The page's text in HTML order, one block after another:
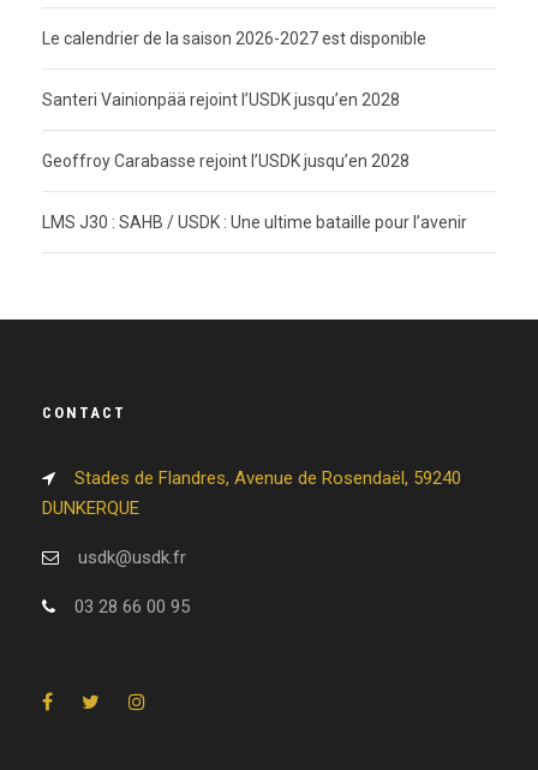
Le calendrier de la saison 2026-2027 est disponible
Santeri Vainionpää rejoint l’USDK jusqu’en 2028
Geoffroy Carabasse rejoint l’USDK jusqu’en 2028
LMS J30 : SAHB / USDK : Une ultime bataille pour l’avenir
CONTACT
Stades de Flandres, Avenue de Rosendaël, 59240
DUNKERQUE
usdk@usdk.fr
03 28 66 00 95